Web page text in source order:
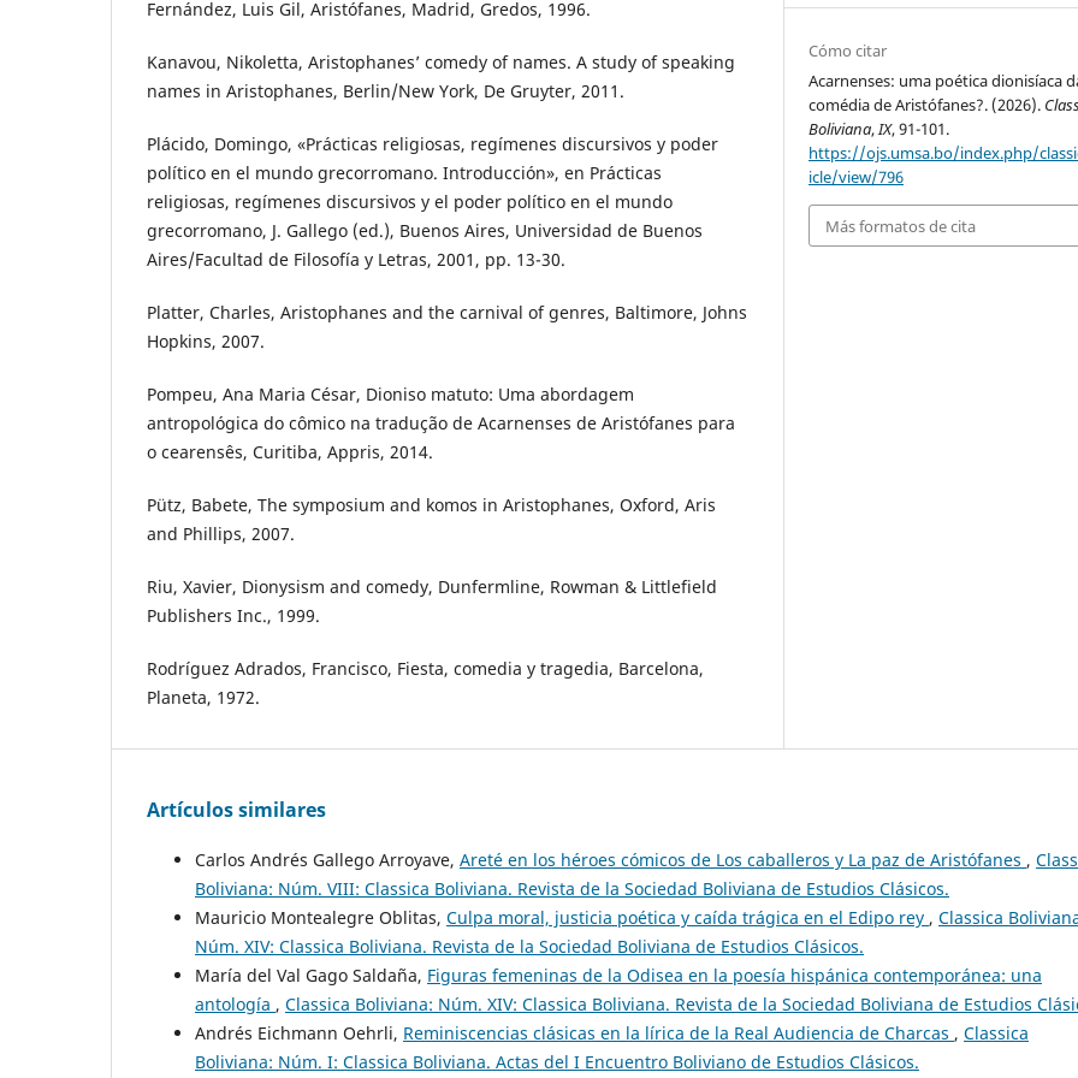
Fernández, Luis Gil, Aristófanes, Madrid, Gredos, 1996.
Kanavou, Nikoletta, Aristophanes’ comedy of names. A study of speaking
names in Aristophanes, Berlin/New York, De Gruyter, 2011.
Plácido, Domingo, «Prácticas religiosas, regímenes discursivos y poder
político en el mundo grecorromano. Introducción», en Prácticas
religiosas, regímenes discursivos y el poder político en el mundo
grecorromano, J. Gallego (ed.), Buenos Aires, Universidad de Buenos
Aires/Facultad de Filosofía y Letras, 2001, pp. 13-30.
Platter, Charles, Aristophanes and the carnival of genres, Baltimore, Johns
Hopkins, 2007.
Pompeu, Ana Maria César, Dioniso matuto: Uma abordagem
antropológica do cômico na tradução de Acarnenses de Aristófanes para
o cearensês, Curitiba, Appris, 2014.
Pütz, Babete, The symposium and komos in Aristophanes, Oxford, Aris
and Phillips, 2007.
Riu, Xavier, Dionysism and comedy, Dunfermline, Rowman & Littlefield
Publishers Inc., 1999.
Rodríguez Adrados, Francisco, Fiesta, comedia y tragedia, Barcelona,
Planeta, 1972.
Cómo citar
Acarnenses: uma poética dionisíaca
comédia de Aristófanes?. (2026).
Boliviana,IX, 91-101.
https://ojs.umsa.bo/index.php/
icle/view/796
Más formatos de cita
Artículos similares
Carlos Andrés Gallego Arroyave, Areté en los héroes cómicos de Los caballeros y La paz de Aristófanes ,
Boliviana: Núm. VIII: Classica Boliviana. Revista de la Sociedad Boliviana de Estudios Clásicos.
Mauricio Montealegre Oblitas, Culpa moral, justicia poética y caída trágica en el Edipo rey , Classica
Núm. XIV: Classica Boliviana. Revista de la Sociedad Boliviana de Estudios Clásicos.
María del Val Gago Saldaña, Figuras femeninas de la Odisea en la poesía hispánica contemporánea: una
antología , Classica Boliviana: Núm. XIV: Classica Boliviana. Revista de la Sociedad Boliviana de Estudios
Andrés Eichmann Oehrli, Reminiscencias clásicas en la lírica de la Real Audiencia de Charcas , Classica
Boliviana: Núm. I: Classica Boliviana. Actas del I Encuentro Boliviano de Estudios Clásicos.